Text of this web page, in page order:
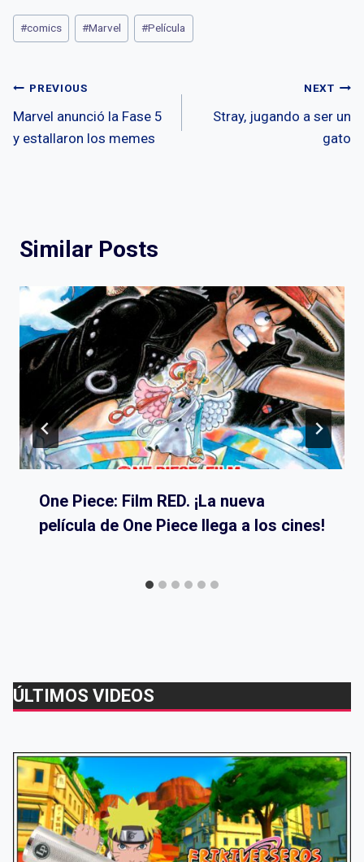
at
s
p
p
ce
b
o
k
tt
er
se
n
Post
Tags:
#comics #Marvel #Película
Post
navigation
PREVIOUS
Marvel anunció la Fase 5
y estallaron los memes
NEXT
Stray, jugando a ser un
gato
Similar Posts
One Piece: Film RED. ¡La nueva
película de One Piece llega a los cines!
ÚLTIMOS VIDEOS